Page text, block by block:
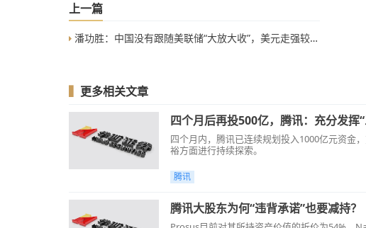
上一篇
潘功胜：中国没有跟随美联储“大放大收”，美元走强较难持续
更多相关文章
四个月后再投500亿，腾讯：充分发挥
四个月内，腾讯已连续规划投入1000亿元资金
裕方面进行持续探索。
腾讯
腾讯大股东为何“违背承诺”也要减持？